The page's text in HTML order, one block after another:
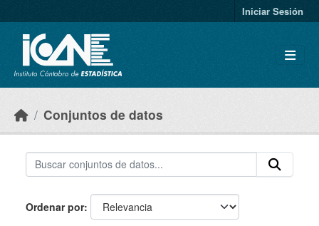
Iniciar Sesión
Conjuntos de datos
Ordenar por